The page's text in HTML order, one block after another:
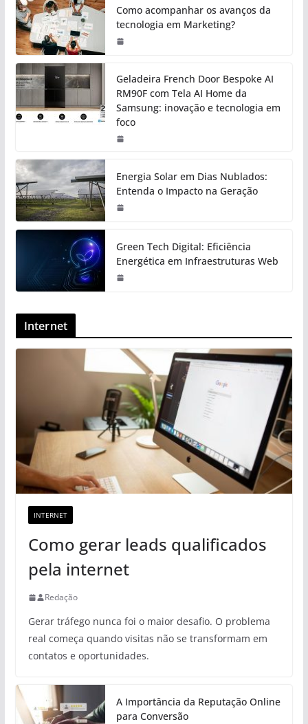
Como acompanhar os avanços da
tecnologia em Marketing?
Geladeira French Door Bespoke AI
RM90F com Tela AI Home da
Samsung: inovação e tecnologia em
foco
Energia Solar em Dias Nublados:
Entenda o Impacto na Geração
Green Tech Digital: Eficiência
Energética em Infraestruturas Web
Internet
INTERNET
Como gerar leads qualificados
pela internet
Redação
Gerar tráfego nunca foi o maior desafio. O problema
real começa quando visitas não se transformam em
contatos e oportunidades.
A Importância da Reputação Online
para Conversão